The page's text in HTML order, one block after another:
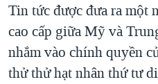
Tin tức được đưa ra một
cao cấp giữa Mỹ và
nhắm vào chính quyền
thử thử hạt nhân thứ tư